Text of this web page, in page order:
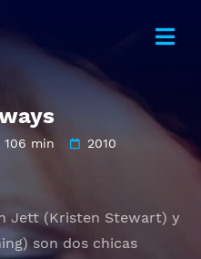
106 min
2010
Jett (Kristen Stewart) y
son dos chicas